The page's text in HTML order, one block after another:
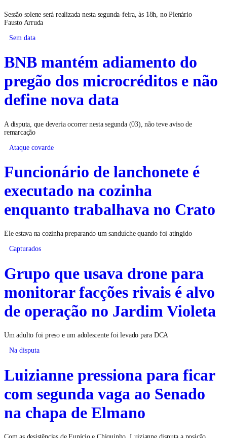
Sessão solene será realizada nesta segunda-feira, às 18h, no Plenário
Fausto Arruda
Sem data
BNB mantém adiamento do
pregão dos microcréditos e não
define nova data
A disputa, que deveria ocorrer nesta segunda (03), não teve aviso de
remarcação
Ataque covarde
Funcionário de lanchonete é
executado na cozinha
enquanto trabalhava no Crato
Ele estava na cozinha preparando um sanduíche quando foi atingido
Capturados
Grupo que usava drone para
monitorar facções rivais é alvo
de operação no Jardim Violeta
Um adulto foi preso e um adolescente foi levado para DCA
Na disputa
Luizianne pressiona para ficar
com segunda vaga ao Senado
na chapa de Elmano